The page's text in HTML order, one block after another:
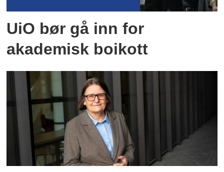
UiO bør gå inn for
akademisk boikott